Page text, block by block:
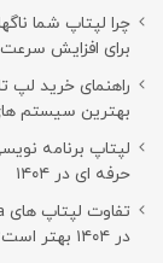
برای افزایش سرعت
بهترین سیستم
حرفه ای در ۱۴۰۴
در ۱۴۰۴ بهتر است؟